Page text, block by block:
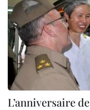
L’anniversaire